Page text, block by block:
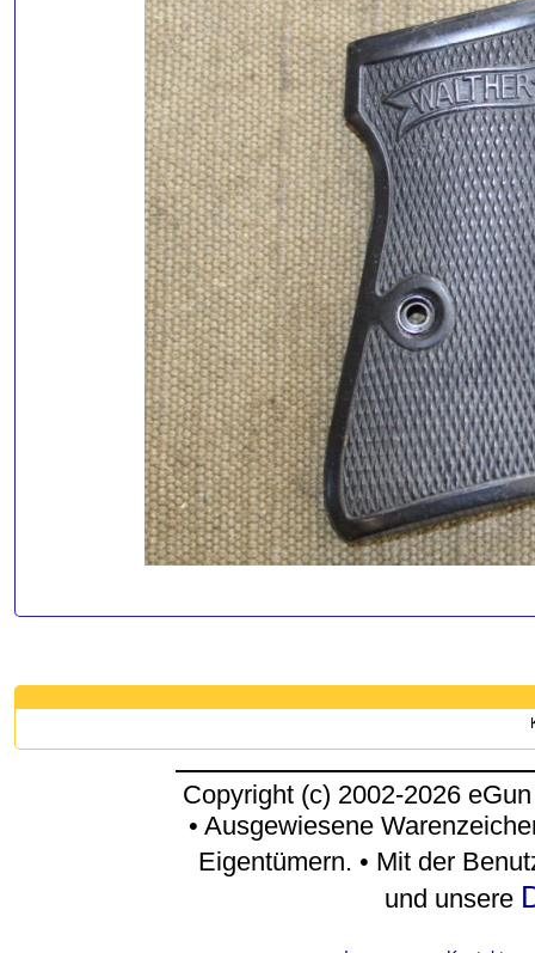
Copyright (c) 2002-2026
• Ausgewiesene
Eigentümern. • Mit der
und unsere